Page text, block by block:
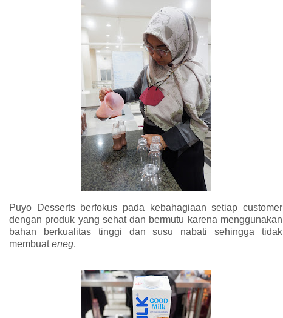
Puyo Desserts berfokus pada kebahagiaan setiap customer
dengan produk yang sehat dan bermutu karena menggunakan
bahan berkualitas tinggi dan susu nabati sehingga tidak
membuateneg.